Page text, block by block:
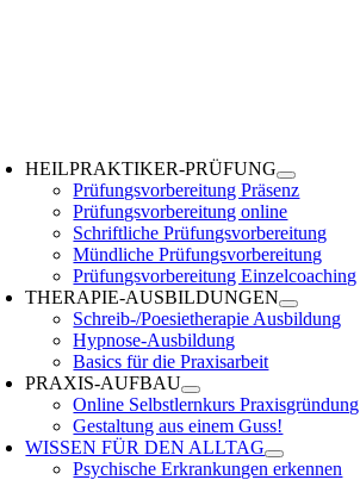
HEILPRAKTIKER-PRÜFUNG
Prüfungsvorbereitung Präsenz
Prüfungsvorbereitung online
Schriftliche Prüfungsvorbereitung
Mündliche Prüfungsvorbereitung
Prüfungsvorbereitung Einzelcoaching
THERAPIE-AUSBILDUNGEN
Schreib-/Poesietherapie Ausbildung
Hypnose-Ausbildung
Basics für die Praxisarbeit
PRAXIS-AUFBAU
Online Selbstlernkurs Praxisgründung
Gestaltung aus einem Guss!
WISSEN FÜR DEN ALLTAG
Psychische Erkrankungen erkennen